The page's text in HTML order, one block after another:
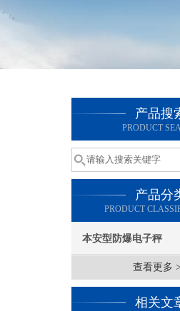
产品搜
PRODUCT
产品分
PRODUCT
本安型防爆电子秤
查看更多
相关文